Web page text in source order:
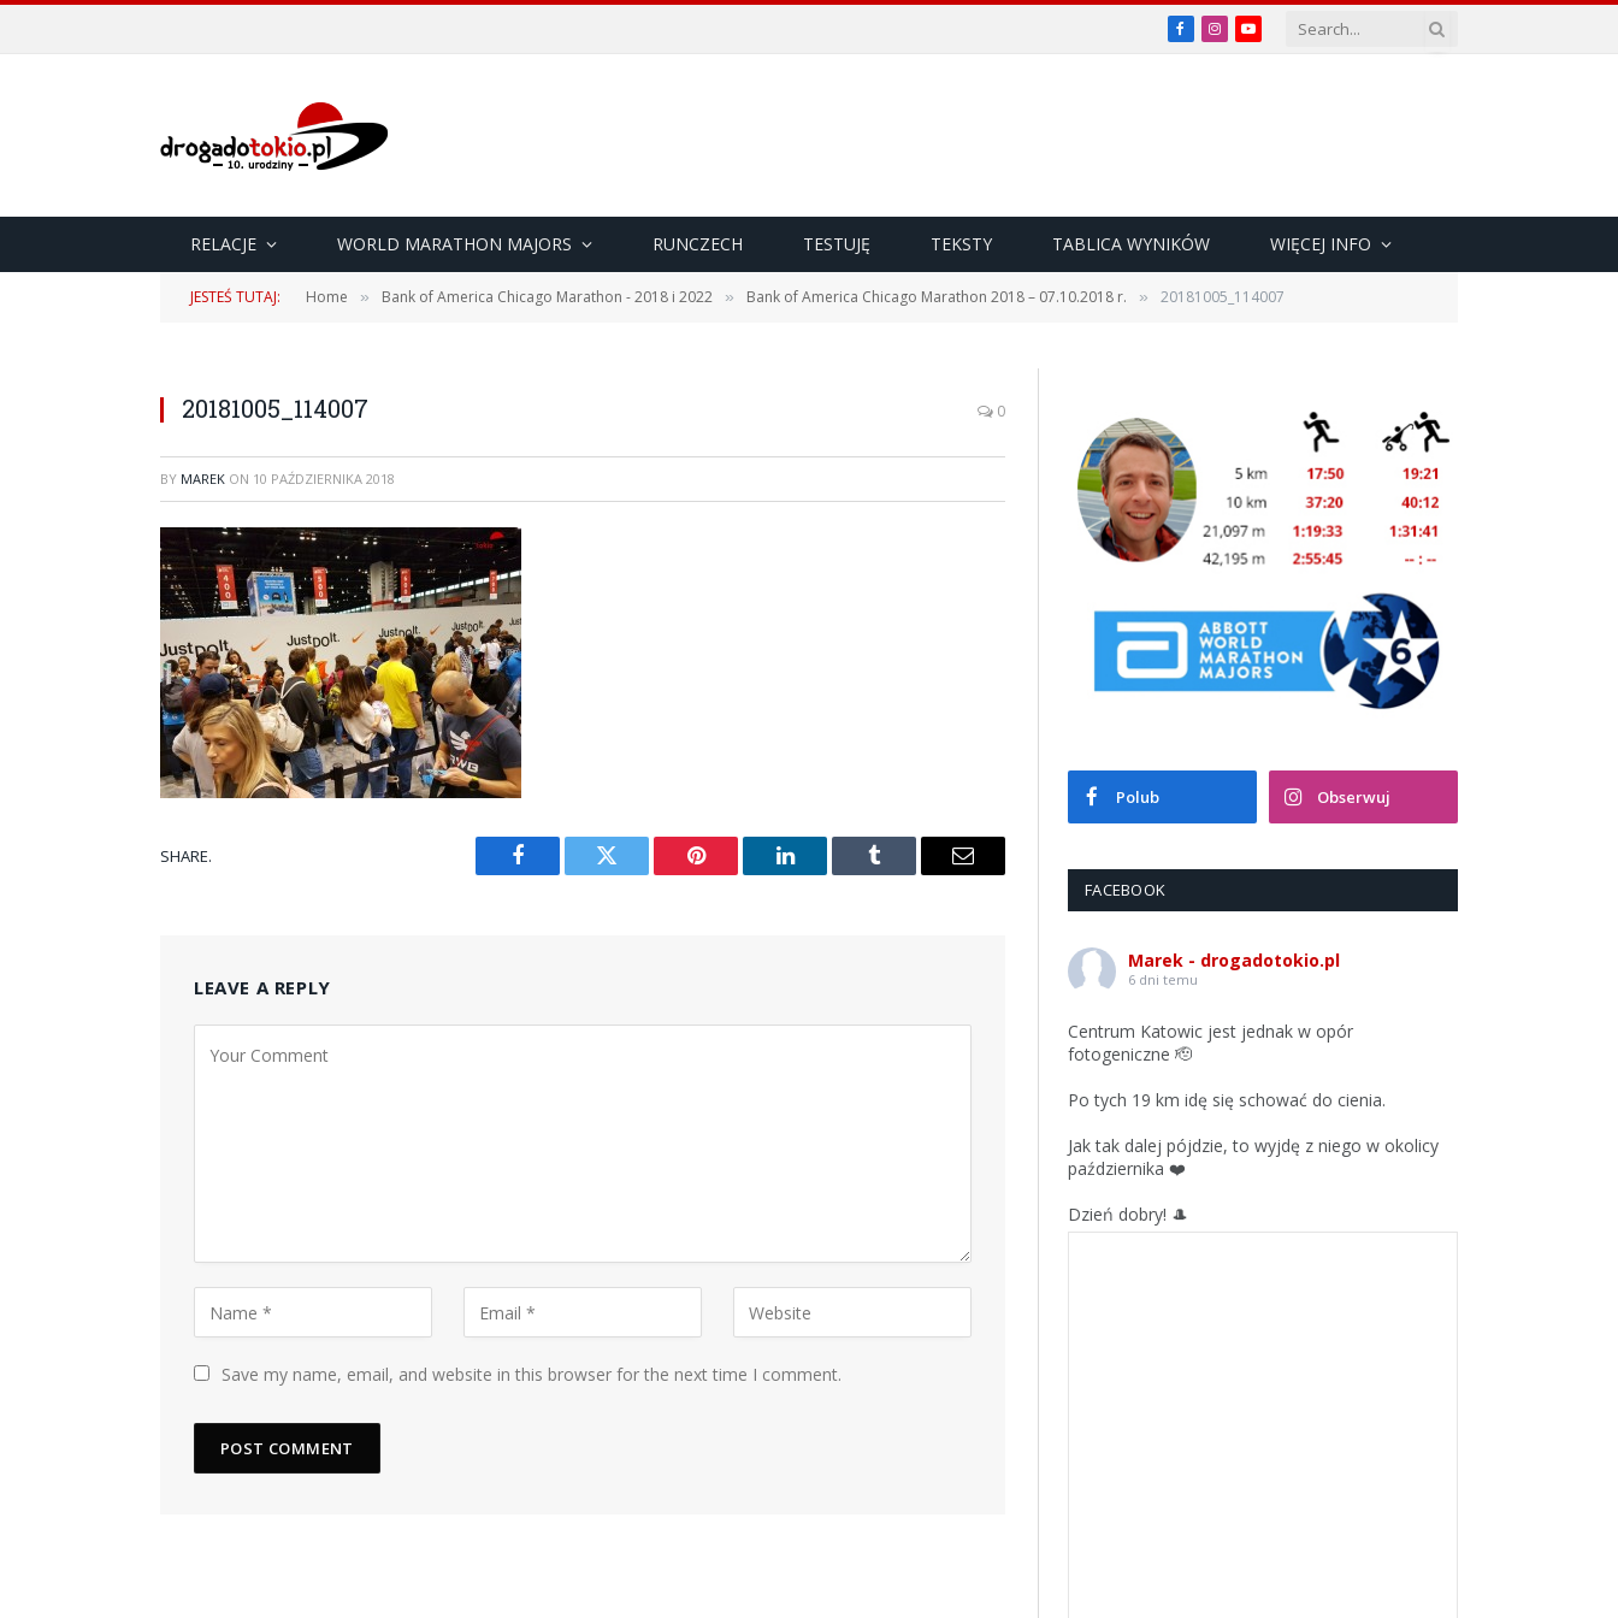
Facebook
InstagramYouTube
RELACJE WORLD MARATHON MAJORS RUNCZECH TESTUJĘ TEKSTY TABLICA WYNIKÓW WIĘCEJ INFO
JESTEŚ TUTAJ: Home » Bank of America Chicago Marathon - 2018 i 2022 » Bank of America Chicago Marathon 2018 – 07.10.2018 r. » 20181005_114007
20181005_114007 0
BY MAREK ON 10 PAŹDZIERNIKA 2018
SHARE.
Facebook Twitter Pinterest LinkedIn Tumblr Email
LEAVE A REPLY
Save my name, email, and website in this browser for the next time I comment.
Polub Obserwuj
FACEBOOK
Marek - drogadotokio.pl
6 dni temu
Centrum Katowic jest jednak w opór
fotogeniczne 🫡
Po tych 19 km idę się schować do cienia.
Jak tak dalej pójdzie, to wyjdę z niego w okolicy
października ❤️
Dzień dobry! 🎩